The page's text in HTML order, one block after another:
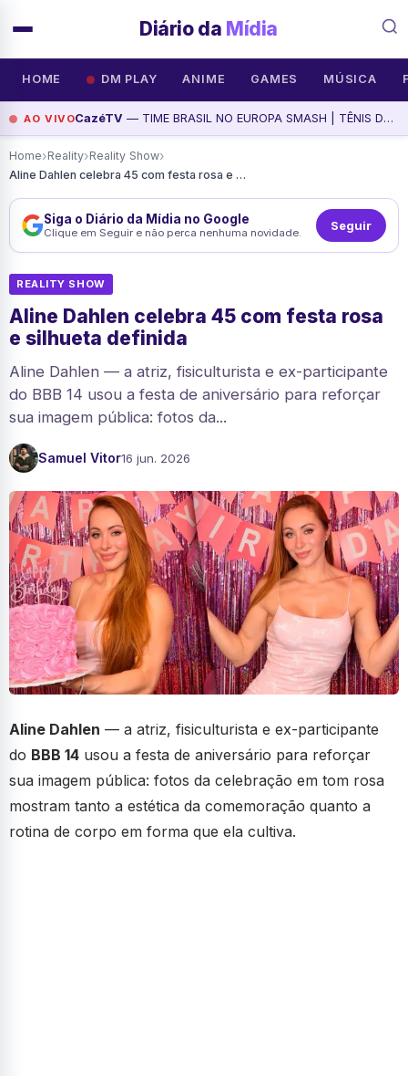
Diário da Mídia
HOME DM PLAY ANIME GAMES MÚSICA
AO VIVOCazéTV — TIME BRASIL NO EUROPA SMASH | TÊNIS DE MESA, assista agora
Home›Reality›Reality Show›
Aline Dahlen celebra 45 com festa rosa e silhueta definida
Siga o Diário da Mídia no Google
Clique em Seguir e não perca nenhuma novidade. Seguir
REALITY SHOW
Aline Dahlen celebra 45 com festa rosa
e silhueta definida
Aline Dahlen — a atriz, fisiculturista e ex-participante
do BBB 14 usou a festa de aniversário para reforçar
sua imagem pública: fotos da...
Samuel Vitor16 jun. 2026
Aline Dahlen — a atriz, fisiculturista e ex-participante
do BBB 14 usou a festa de aniversário para reforçar
sua imagem pública: fotos da celebração em tom rosa
mostram tanto a estética da comemoração quanto a
rotina de corpo em forma que ela cultiva.